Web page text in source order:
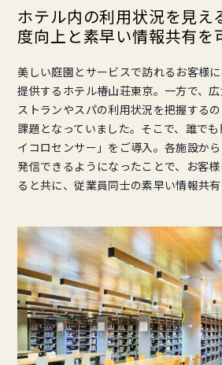
ホテル内の利用状況を見え
度向上と素早い情報共有を
美しい庭園とサービスで訪れるお客様
提供するホテル椿山荘東京。一方で、
ストランやスパの利用状況を把握する
課題となっていました。そこで、誰で
イコロセンサー」をご導入。各施設か
発信できるようになったことで、お客
ると共に、従業員同士の素早い情報共有